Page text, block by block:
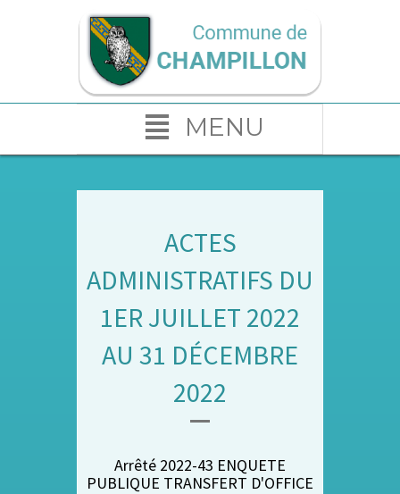
MENU
ACTES
ADMINISTRATIFS DU
1ER JUILLET 2022
AU 31 DÉCEMBRE
2022
Arrêté 2022-43 ENQUETE
PUBLIQUE TRANSFERT D'OFFICE